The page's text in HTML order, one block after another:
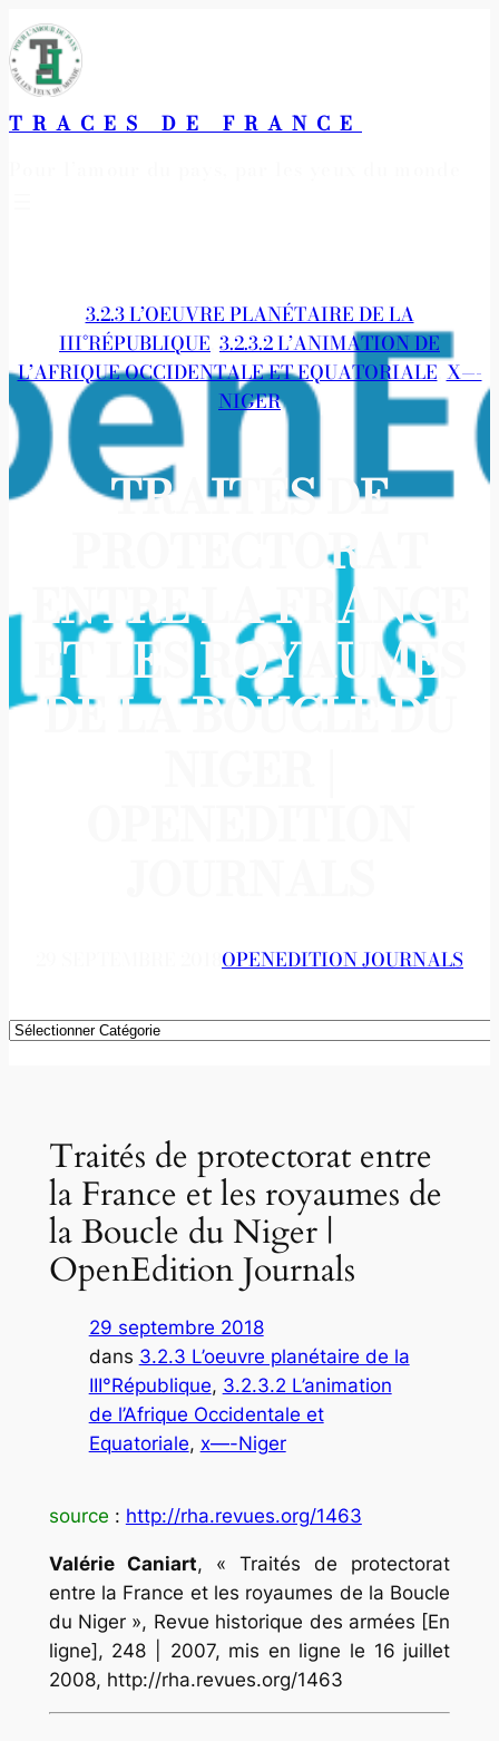
Aller
au
contenu
TRACES DE FRANCE
3.2.3 L’OEUVRE PLANÉTAIRE DE LA
III°RÉPUBLIQUE 3.2.3.2 L’ANIMATION DE
L’AFRIQUE OCCIDENTALE ET EQUATORIALE X—-
NIGER
TRAITÉS DE
PROTECTORAT
ENTRE LA FRANCE
ET LES ROYAUMES
DE LA BOUCLE DU
OPENEDITION JOURNALS
Catégories
Traités de protectorat entre
la France et les royaumes de
la Boucle du Niger |
OpenEdition Journals
29 septembre 2018
dans 3.2.3 L’oeuvre planétaire de la
III°République, 3.2.3.2 L’animation
de l’Afrique Occidentale et
Equatoriale, x—-Niger
source : http://rha.revues.org/1463
Valérie Caniart, « Traités de protectorat
entre la France et les royaumes de la Boucle
du Niger », Revue historique des armées [En
ligne], 248 | 2007, mis en ligne le 16 juillet
2008, http://rha.revues.org/1463